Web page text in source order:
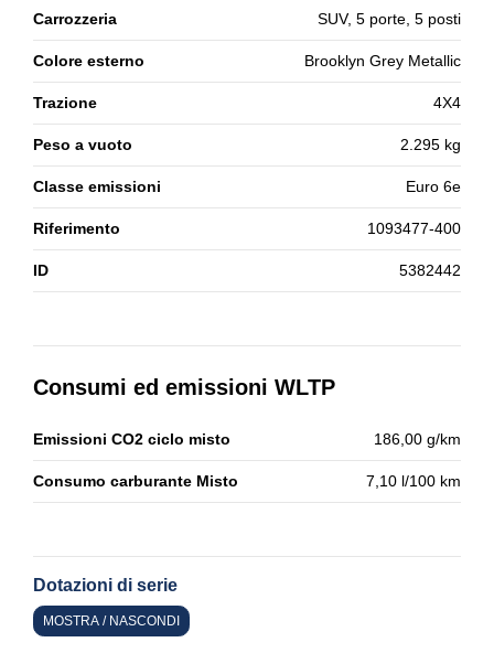
Carrozzeria SUV, 5 porte, 5 posti
Colore esterno Brooklyn Grey Metallic
Trazione 4X4
Peso a vuoto 2.295 kg
Classe emissioni Euro 6e
Riferimento 1093477-400
ID 5382442
Consumi ed emissioni WLTP
Emissioni CO2 ciclo misto 186,00 g/km
Consumo carburante Misto 7,10 l/100 km
Dotazioni di serie
MOSTRA / NASCONDI